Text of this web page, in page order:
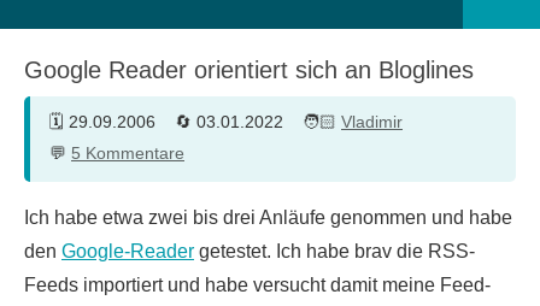
Google Reader orientiert sich an Bloglines
29.09.2006 03.01.2022
Vladimir
5 Kommentare
Ich habe etwa zwei bis drei Anläufe genommen und habe
den Google-Reader getestet. Ich habe brav die RSS-
Feeds importiert und habe versucht damit meine Feed-